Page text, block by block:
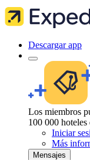
Descargar app
Los miembros
100 000
Iniciar
Más
Mensajes